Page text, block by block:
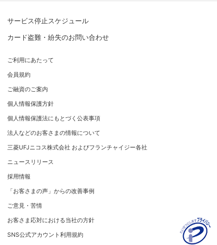
サイトマップ
キャッシング
お客さまサポート
お取り扱いいただけるカード情報とお支払い情報
加盟店規約/その他ご注意事項
個人情報のお取り扱いに関するお願い
[EC加盟店さまへ] 情報漏えい対策のお願い
[EC加盟店さまへ] 不正ログイン対策のお願い
各種お問い合わせ
「三菱UFJニコスギフトカード」お取り扱いに関するご
注意点（加盟店さま向け）
サービス・ソリューション
ト）
セキュリティサービス
よくあるご質問
事業者・加盟店のお客さま
法人向けポータルサイト
三菱UFJニコスについて
経営ビジョン・行動規範
企業姿勢・ポリシー
コンプライアンス
コーポレートガバナンスについて
情報セキュリティの取り組み
リスク管理
マネー・ローンダリングおよびテロ資金供与等の対策に
関する取り組み
個人情報保護方針
クレジットポリシー
金融商品販売などの勧誘方針
お客さま応対における当社の方針
サステナビリティへの取り組み
サステナビリティへの取り組み
SDGsの達成に向けて
復興支援活動
お客さまに寄り添う
従業員とともに
MUFGグループ/サステナビリティサイト
ニュースリリース
お問い合わせ
重要なお知らせ
サービス停止スケジュール
カード盗難・紛失のお問い合わせ
ご利用にあたって
会員規約
ご融資のご案内
個人情報保護方針
個人情報保護法にもとづく公表事項
法人などのお客さまの情報について
三菱UFJニコス株式会社 およびフランチャイジー各社
ニュースリリース
採用情報
「お客さまの声」からの改善事例
ご意見・苦情
お客さま応対における当社の方針
SNS公式アカウント利用規約